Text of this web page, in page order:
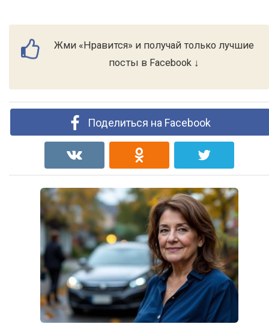
Жми «Нравится» и получай только лучшие
посты в Facebook ↓
Поделиться на Facebook